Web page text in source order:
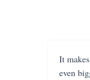
It
even